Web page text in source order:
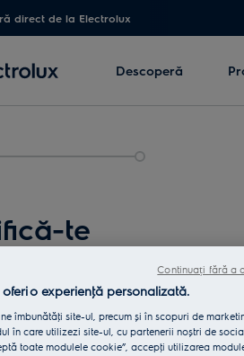
direct de la Electrolux
Descoperă
te
o experienţă personalizată.
îmbunătăţi site-ul, precum și în scopuri de
în care utilizezi site-ul, cu partenerii noștri de
toate modulele cookie”, accepţi utilizarea
Continuați fără a